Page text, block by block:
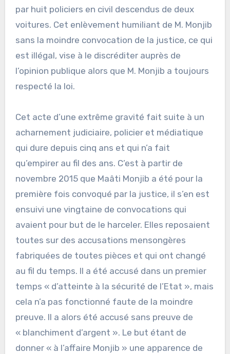
par huit policiers en civil descendus de deux
voitures. Cet enlèvement humiliant de M. Monjib
sans la moindre convocation de la justice, ce qui
est illégal, vise à le discréditer auprès de
l’opinion publique alors que M. Monjib a toujours
respecté la loi.
Cet acte d’une extrême gravité fait suite à un
acharnement judiciaire, policier et médiatique
qui dure depuis cinq ans et qui n’a fait
qu’empirer au fil des ans. C’est à partir de
novembre 2015 que Maâti Monjib a été pour la
première fois convoqué par la justice, il s’en est
ensuivi une vingtaine de convocations qui
avaient pour but de le harceler. Elles reposaient
toutes sur des accusations mensongères
fabriquées de toutes pièces et qui ont changé
au fil du temps. Il a été accusé dans un premier
temps « d’atteinte à la sécurité de l’Etat », mais
cela n’a pas fonctionné faute de la moindre
preuve. Il a alors été accusé sans preuve de
« blanchiment d’argent ». Le but étant de
donner « à l’affaire Monjib » une apparence de